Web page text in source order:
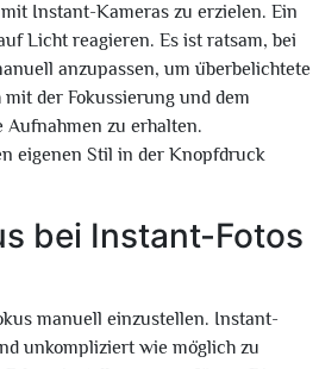
Instant-Kameras zu erzielen. Ein
Licht reagieren. Es ist ratsam, bei
anzupassen, um überbelichtete
der Fokussierung und dem
zu erhalten.
eigenen Stil in der Knopfdruck
bei Instant-Fotos
manuell einzustellen. Instant-
unkompliziert wie möglich zu